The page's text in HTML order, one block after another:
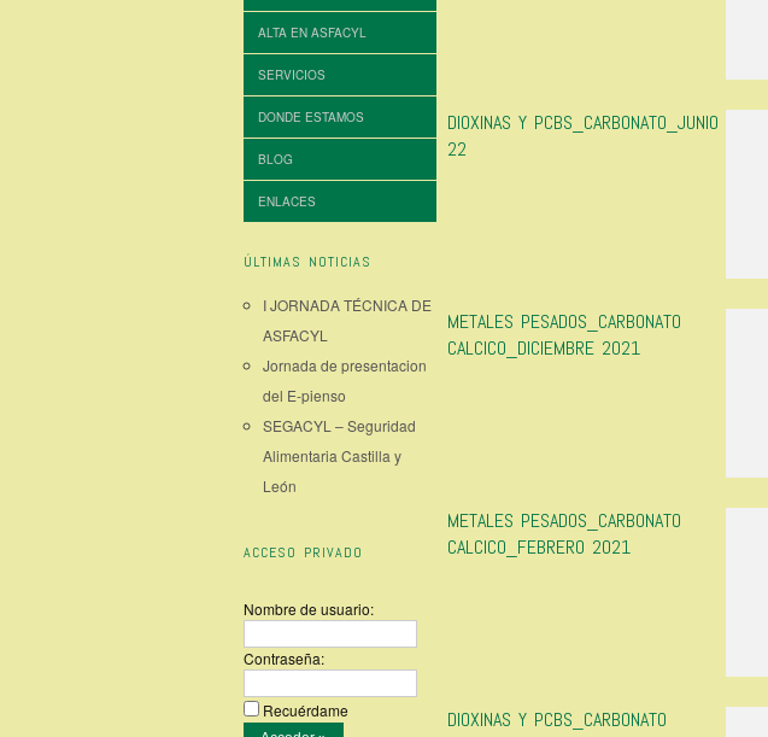
ALTA EN ASFACYL
SERVICIOS
DONDE ESTAMOS
BLOG
ENLACES
ÚLTIMAS NOTICIAS
I JORNADA TÉCNICA DE
ASFACYL
Jornada de presentacion
del E-pienso
SEGACYL – Seguridad
Alimentaria Castilla y
León
ACCESO PRIVADO
Nombre de usuario:
Contraseña:
Recuérdame
DIOXINAS Y PCBS_CARBONATO_JUNIO
22
METALES PESADOS_CARBONATO
CALCICO_DICIEMBRE 2021
METALES PESADOS_CARBONATO
CALCICO_FEBRERO 2021
DIOXINAS Y PCBS_CARBONATO